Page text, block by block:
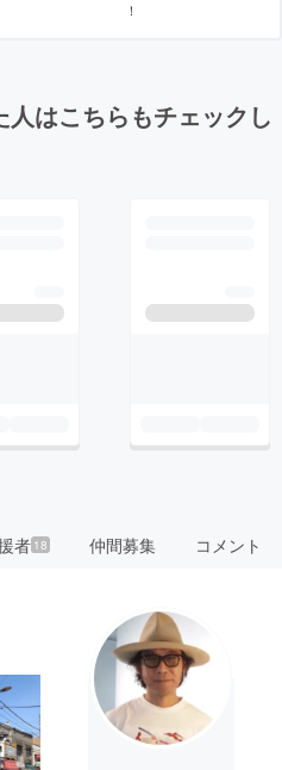
！
はこちらもチェックし
者 18 仲間募集 コメント